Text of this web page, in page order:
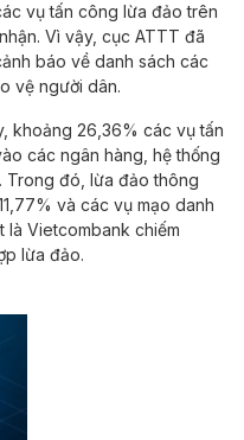
vụ tấn công lừa đảo trên
Vì vậy, cục ATTT đã
báo về danh sách các
vệ người dân.
khoảng 26,36% các vụ tấn
các ngân hàng, hệ thống
Trong đó, lừa đảo thông
và các vụ mạo danh
Vietcombank chiếm
lừa đảo.